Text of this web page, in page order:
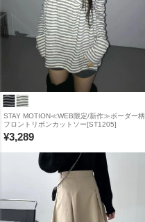
STAY MOTION≪WEB限定/新作≫ボーダー柄
フロントリボンカットソー[ST1205]
¥3,289